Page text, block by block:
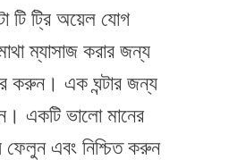
টি ট্রি অয়েল যোগ
ম্যাসাজ করার জন্য
করুন। এক ঘন্টার জন্য
একটি ভালো মানের
ফেলুন এবং নিশ্চিত করুন